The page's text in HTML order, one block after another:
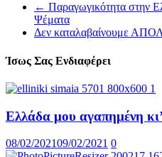
← Παραγωγικότητα στην
Ψέματα
Δεν καταλαβαίνουμε
Ίσως Σας Ενδιαφέρει
Ελλάδα μου αγαπημένη
08/02/202109/02/2021 0